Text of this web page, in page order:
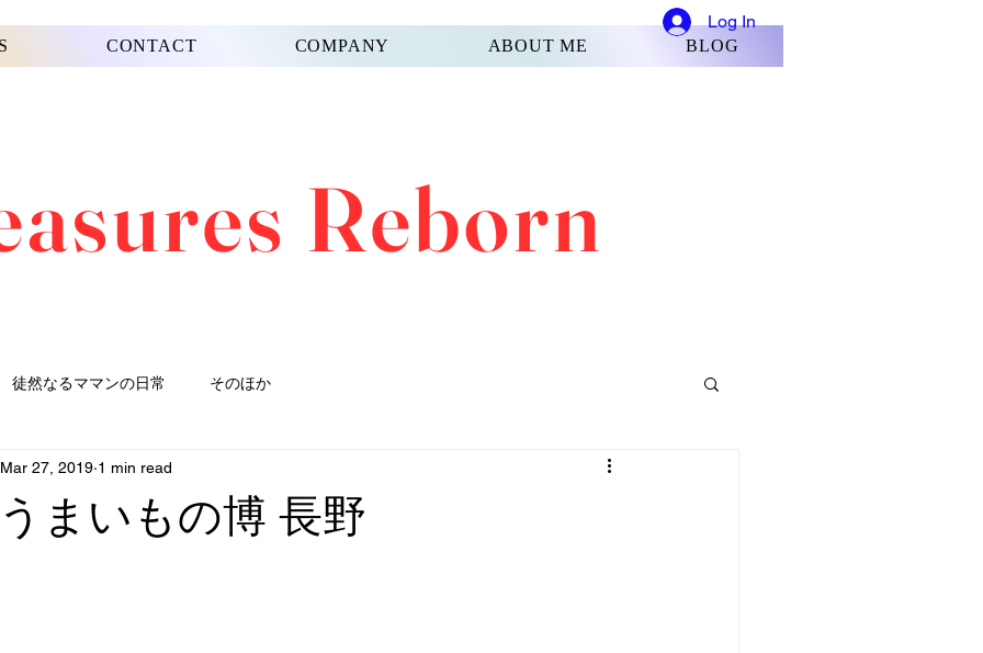
CONTACT COMPANY ABOUT ME BLOG
Reborn
Log In
徒然なるママンの日常 そのほか
まいもの博 長野
Mar 27, 2019 1 min read